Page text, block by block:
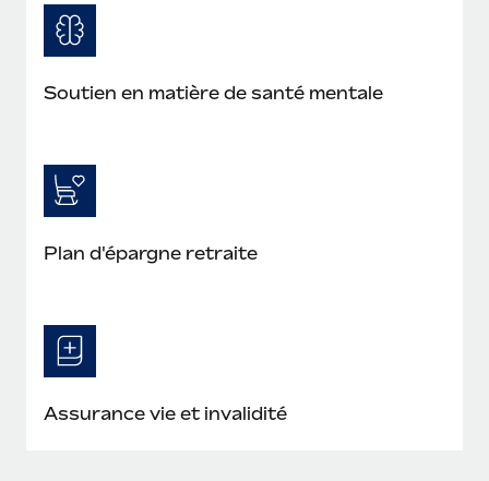
Soutien en matière de santé mentale
Plan d'épargne retraite
Assurance vie et invalidité